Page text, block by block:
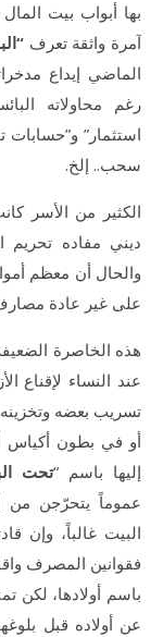
بها أبواب بيت
آمرة واثقة تعرف
الماضي إيداع
رغم محاولاته
استثمار” و”حسابات
سحب.. إلخ.
الكثير من الأسر
ديني مفاده تحريم
والحال أن معظم
على غير عادة
هذه الخاصرة
عند النساء لإقناع
تسريب بعضه
أو في بطون أكياس
إليها باسم “تحت
عموماً يتحرّجن من
البيت غالباً، وإن
فقوانين المصرف
باسم أولادها، لكن
عن أولاده قبل